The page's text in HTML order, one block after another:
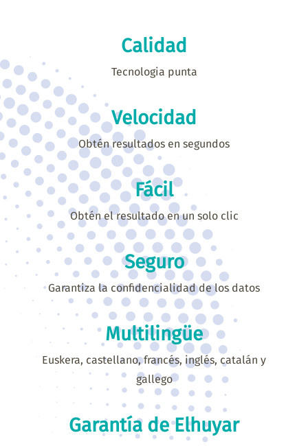
Calidad
Tecnologia punta
Velocidad
Obtén resultados en segundos
Fácil
Obtén el resultado en un solo clic
Seguro
Garantiza la confidencialidad de los datos
Multilingüe
Euskera, castellano, francés, inglés, catalán y
gallego
Garantía de Elhuyar